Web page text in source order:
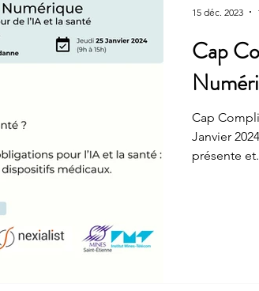
Cap
Cap
Janvier
présente
15 déc. 2023